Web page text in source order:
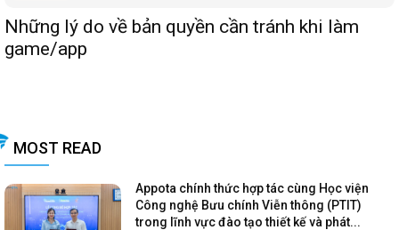
Những lý do về bản quyền cần tránh khi làm
game/app
MOST READ
Appota chính thức hợp tác cùng Học viện
Công nghệ Bưu chính Viễn thông (PTIT)
trong lĩnh vực đào tạo thiết kế và phát...